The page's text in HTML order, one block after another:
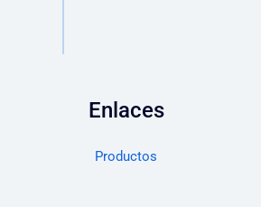
Enlaces
Productos